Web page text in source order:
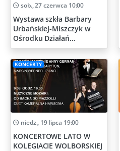
sob., 27 czerwca 10:00
Wystawa szkła Barbary
Urbańskiej-Miszczyk w
Ośrodku Działań
Artystycznych
KONCERTY
niedz., 19 lipca 19:00
KONCERTOWE LATO W
KOLEGIACIE WOLBORSKIEJ